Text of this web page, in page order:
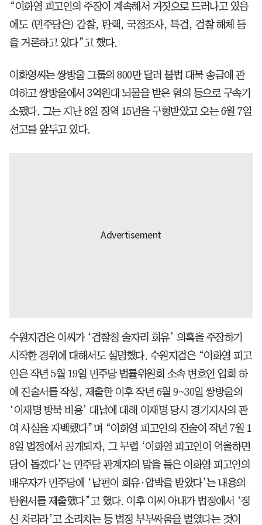
“이화영 피고인의 주장이 계속해서 거짓으로 드러나고 있음
에도 (민주당은) 감찰, 탄핵, 국정조사, 특검, 검찰 해체 등
을 거론하고 있다”고 했다.
이화영씨는 쌍방울 그룹의 800만 달러 불법 대북 송금에 관
여하고 쌍방울에서 3억원대 뇌물을 받은 혐의 등으로 구속기
소됐다. 그는 지난 8일 징역 15년을 구형받았고 오는 6월 7일
선고를 앞두고 있다.
수원지검은 이씨가 ‘검찰청 술자리 회유’ 의혹을 주장하기
시작한 경위에 대해서도 설명했다. 수원지검은 “이화영 피고
인은 작년 5월 19일 민주당 법률위원회 소속 변호인 입회 하
에 진술서를 작성, 제출한 이후 작년 6월 9~30일 쌍방울의
‘이재명 방북 비용’ 대납에 대해 이재명 당시 경기지사의 관
여 사실을 자백했다”며 “이화영 피고인의 진술이 작년 7월 1
8일 법정에서 공개되자, 그 무렵 ‘이화영 피고인이 억울하면
당이 돕겠다’는 민주당 관계자의 말을 들은 이화영 피고인의
배우자가 민주당에 ‘남편이 회유·압박을 받았다’는 내용의
탄원서를 제출했다”고 했다. 이후 이씨 아내가 법정에서 ‘정
신 차리라’고 소리치는 등 법정 부부싸움을 벌였다는 것이